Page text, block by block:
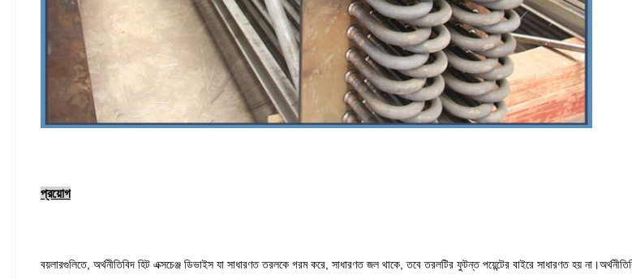
প্রয়োগ
বয়লারগুলিতে, অর্থনীতিবিদ হিট এক্সচেঞ্জ ডিভাইস যা সাধারণত তরলকে গরম করে, সাধারণত জল থাকে, তবে তরলটির ফুটন্ত পয়েন্টের বাইরে সাধারণত হয়